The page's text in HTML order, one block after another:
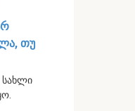
თუ
სახლი